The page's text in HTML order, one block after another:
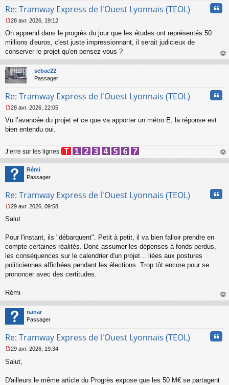
o
l
u
Re: Tramway Express de l'Ouest Lyonnais (TEOL)
e
s
s
g
e
n
n
u
28 avr. 2026, 19:12
On apprend dans le progrès du jour que les études ont représentés 50
millions d'euros, c'est juste impressionnant, il serait judicieux de
conserver le projet qu'en pensez-vous ?
au
sebac22
Passager
Re: Tramway Express de l'Ouest Lyonnais (TEOL)
e
s
g
e
n
o
n
u
28 avr. 2026, 22:05
Vu l’avancée du projet et ce que va apporter un métro E, la réponse est
bien entendu oui.
J’erre sur les lignes
au
Rémi
Passager
Re: Tramway Express de l'Ouest Lyonnais (TEOL)
e
s
g
e
n
o
l
u
29 avr. 2026, 09:58
Salut
Pour l'instant, ils "débarquent". Petit à petit, il va bien falloir prendre en
compte certaines réalités. Donc assumer les dépenses à fonds perdus,
les conséquences sur le calendrier d'un projet... liées aux postures
politiciennes affichées pendant les élections. Trop tôt encore pour se
prononcer avec des certitudes.
Rémi
au
nanar
Passager
Re: Tramway Express de l'Ouest Lyonnais (TEOL)
e
29 avr. 2026, 19:34
Salut,
D'ailleurs le même article du Progrès expose que les 50 M€ se partagent